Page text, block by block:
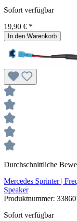
Sofort verfügbar
19,90 € *
In den Warenkorb
Durchschnittliche
Mercedes Sprinter |
Speaker
Produktnummer:
Sofort verfügbar